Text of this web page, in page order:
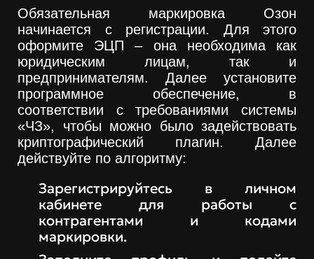
Обязательная маркировка Озон
начинается с регистрации. Для этого
оформите ЭЦП – она необходима как
юридическим лицам, так и
предпринимателям. Далее установите
программное обеспечение, в
соответствии с требованиями системы
«ЧЗ», чтобы можно было задействовать
криптографический плагин. Далее
действуйте по алгоритму:
Зарегистрируйтесь в личном
кабинете для работы с
контрагентами и кодами
маркировки.